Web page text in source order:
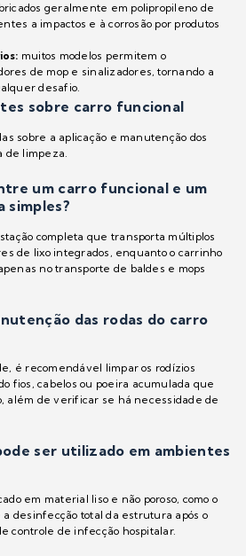
geralmente em polipropileno de
a impactos e à corrosão por produtos
muitos modelos permitem o
de mop e sinalizadores, tornando a
desafio.
sobre carro funcional
sobre a aplicação e manutenção dos
de limpeza.
um carro funcional e um
simples?
completa que transporta múltiplos
de lixo integrados, enquanto o carrinho
no transporte de baldes e mops
das rodas do carro
é recomendável limpar os rodízios
fios, cabelos ou poeira acumulada que
além de verificar se há necessidade de
ser utilizado em ambientes
em material liso e não poroso, como o
desinfecção total da estrutura após o
controle de infecção hospitalar.